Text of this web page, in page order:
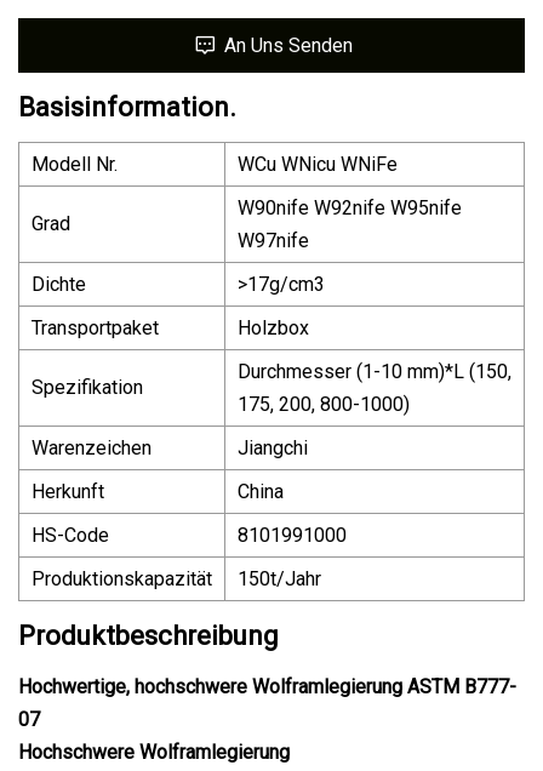
An Uns Senden
Basisinformation.
Modell Nr. WCu WNicu WNiFe
Grad
W90nife W92nife W95nife
W97nife
Dichte
>17g/cm3
Transportpaket
Holzbox
Spezifikation
Durchmesser (1-10 mm)*L (150,
175, 200, 800-1000)
Warenzeichen
Jiangchi
Herkunft
China
HS-Code
8101991000
Produktionskapazität
150t/Jahr
Produktbeschreibung
Hochwertige, hochschwere Wolframlegierung ASTM B777-
07
Hochschwere Wolframlegierung